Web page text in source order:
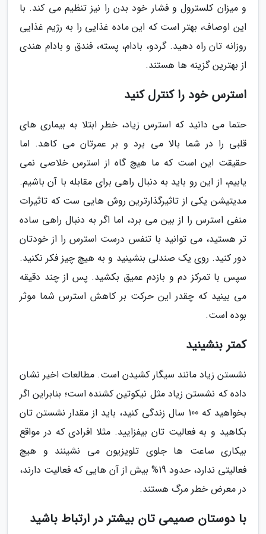
و میزان کلسترول و فشار خود بدن را نیز تنظیم می کند. با
این اوصاف، بهتر است که این ماده غذایی را به رژیم غذایی
روزانه تان راه دهید. گردو، بادام، پسته، فندق و بادام هندی
از بهترین گزینه ها هستند.
استرس خود را کنترل کنید
حتما می دانید که استرس زیاد، خطر ابتلا به بیماری های
قلبی را در شما بالا می برد و بر عمرتان می کاهد. اما
حقیقت این است که ما هیچ گاه از استرس خلاصی نمی
یابیم، از این رو باید به دنبال راهی برای مقابله با آن باشیم.
مدیتیشن یکی از تاثیرگذارترین روش هایی ست که تاثیرات
منفی استرس را از بین می برد، اما اگر به دنبال راهی ساده
تر هستید، می توانید با تنفس درست استرس را از خودتان
دور کنید. روی یک صندلی بنشینید و به هیچ چیز فکر نکنید.
سپس با تمرکز دم و بازدم عمیق بکشید. پس از چند دقیقه
می بینید که چقدر این حرکت بر کاهش استرس شما موثر
بوده است.
کمتر بنشینید
نشستن زیاد مانند سیگار کشیدن است. مطالعات اخیر نشان
داده که نشستن زیاد مثل نیکوتین کشنده است؛ بنابراین اگر
بخواهید که 100 سال زندگی کنید، باید از مقدار نشستن تان
بکاهید و به فعالیت تان بیفزایید. مثلا افرادی که در مواقع
بیکاری ساعت ها جلوی تلویزیون می نشینند و هیچ
فعالیتی ندارد، حدود 19% بیش از آن هایی که فعالیت دارند،
در معرض خطر مرگ هستند.
با دوستان صمیمی تان بیشتر در ارتباط باشید